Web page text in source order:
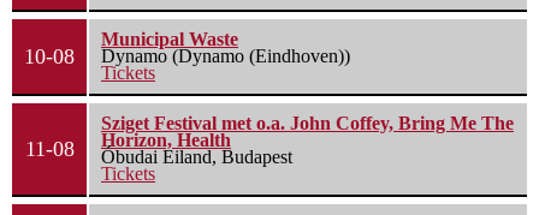
10-08
Municipal Waste
Dynamo (Dynamo (Eindhoven))
Tickets
11-08
Sziget Festival met o.a. John Coffey, Bring Me The
Horizon, Health
Óbudai Eiland, Budapest
Tickets